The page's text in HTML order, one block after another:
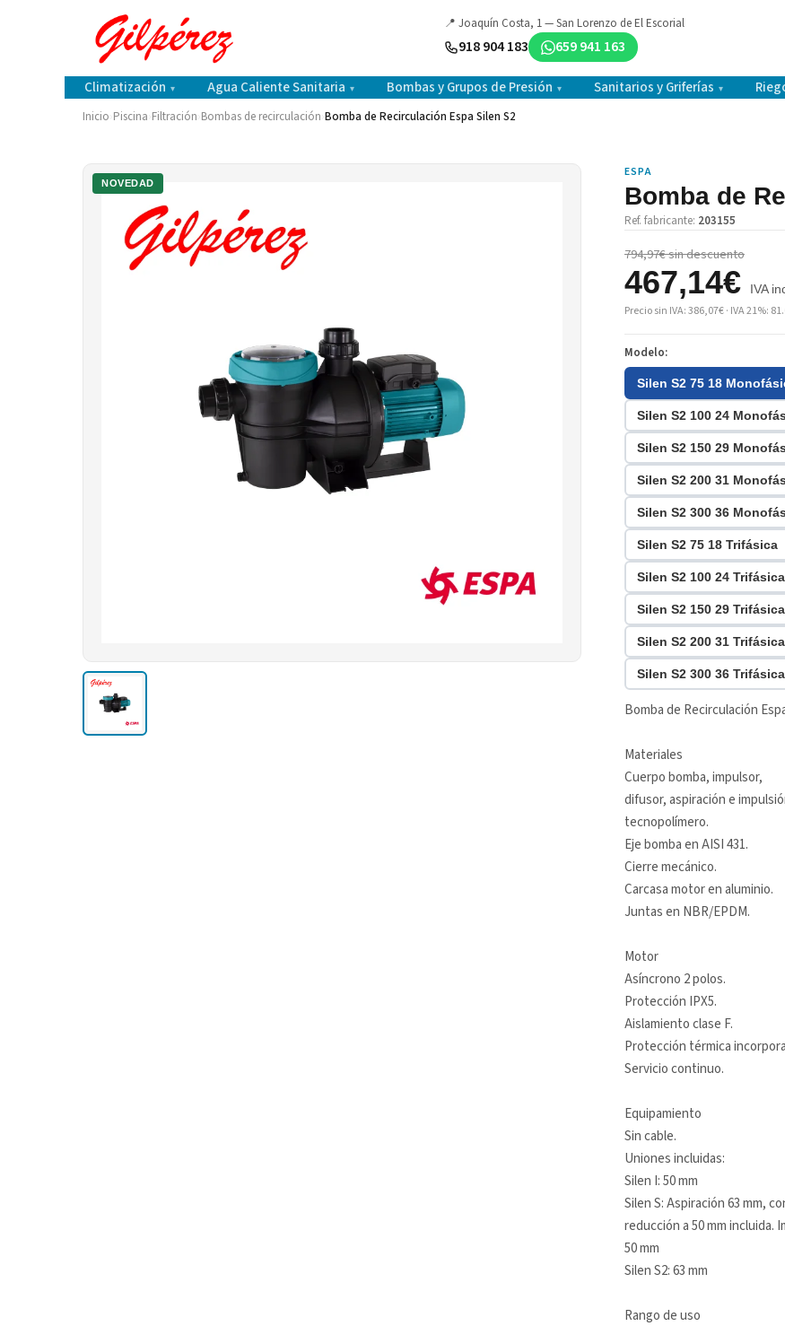
📍 Joaquín Costa, 1 — San Lorenzo de El Escorial
918 904 183 659 941 163
Climatización ▾ Agua Caliente Sanitaria ▾ Bombas y Grupos de Presión ▾ Sanitarios y Griferías ▾
Inicio Piscina Filtración Bombas de recirculación Bomba de Recirculación Espa Silen S2
NOVEDAD
ESPA
Bomba de
Ref. fabricante: 203155
794,97€ sin descuento
467,14€ IVA
Precio sin IVA: 386,07€ · IVA 21%:
Modelo:
Silen S2 75 18
Silen S2 100 24
Silen S2 150 29
Silen S2 200 31
Silen S2 300 36
Silen S2 75 18 Trifásica
Silen S2 100 24 Trifásica
Silen S2 150 29 Trifásica
Silen S2 200 31 Trifásica
Silen S2 300 36 Trifásica
Bomba de Recirculación
Materiales
Cuerpo bomba, impulsor,
difusor, aspiración e
tecnopolímero.
Eje bomba en AISI 431.
Cierre mecánico.
Carcasa motor en aluminio.
Juntas en NBR/EPDM.
Motor
Asíncrono 2 polos.
Protección IPX5.
Aislamiento clase F.
Protección térmica
Servicio continuo.
Equipamiento
Sin cable.
Uniones incluidas:
Silen I: 50 mm
Silen S: Aspiración 63 mm,
reducción a 50 mm incluida.
50 mm
Silen S2: 63 mm
Rango de uso